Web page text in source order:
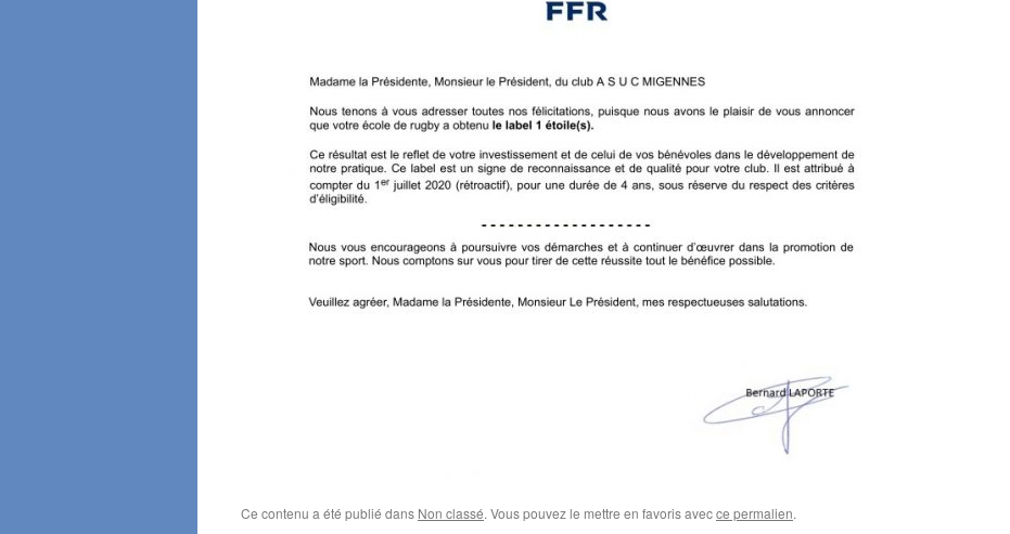
Ce contenu a été publié dans Non classé. Vous pouvez le mettre en favoris avecce permalien.